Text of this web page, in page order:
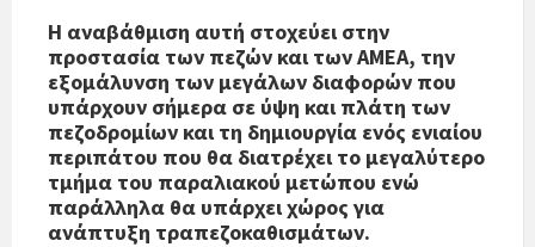
Η αναβάθμιση αυτή στοχεύει στην
προστασία των πεζών και των ΑΜΕΑ, την
εξομάλυνση των μεγάλων διαφορών που
υπάρχουν σήμερα σε ύψη και πλάτη των
πεζοδρομίων και τη δημιουργία ενός ενιαίου
περιπάτου που θα διατρέχει το μεγαλύτερο
τμήμα του παραλιακού μετώπου ενώ
παράλληλα θα υπάρχει χώρος για
ανάπτυξη τραπεζοκαθισμάτων.